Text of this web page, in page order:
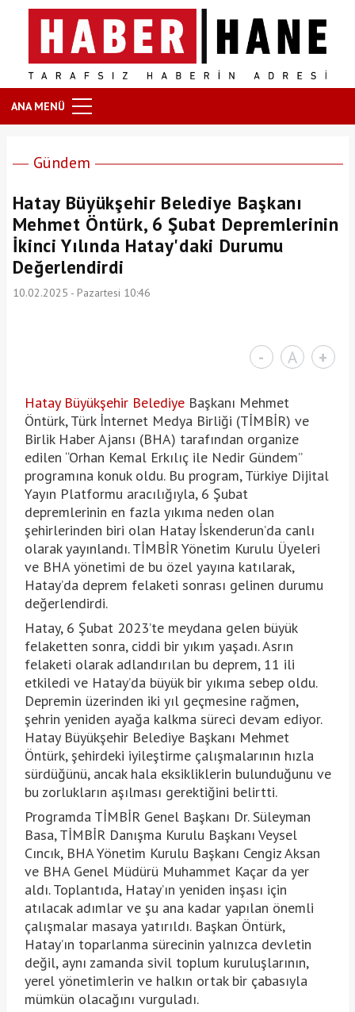
ANA MENÜ
Gündem
Hatay Büyükşehir Belediye Başkanı
Mehmet Öntürk, 6 Şubat Depremlerinin
İkinci Yılında Hatay'daki Durumu
Değerlendirdi
10.02.2025 - Pazartesi 10:46
- A +
Hatay Büyükşehir BelediyeBaşkanı Mehmet
Öntürk, Türk İnternet Medya Birliği (TİMBİR) ve
Birlik Haber Ajansı (BHA) tarafından organize
edilen “Orhan Kemal Erkılıç ile Nedir Gündem”
programına konuk oldu. Bu program, Türkiye Dijital
Yayın Platformu aracılığıyla, 6 Şubat
depremlerinin en fazla yıkıma neden olan
şehirlerinden biri olan Hatay İskenderun’da canlı
olarak yayınlandı. TİMBİR Yönetim Kurulu Üyeleri
ve BHA yönetimi de bu özel yayına katılarak,
Hatay’da deprem felaketi sonrası gelinen durumu
değerlendirdi.
Hatay, 6 Şubat 2023’te meydana gelen büyük
felaketten sonra, ciddi bir yıkım yaşadı. Asrın
felaketi olarak adlandırılan bu deprem, 11 ili
etkiledi ve Hatay’da büyük bir yıkıma sebep oldu.
Depremin üzerinden iki yıl geçmesine rağmen,
şehrin yeniden ayağa kalkma süreci devam ediyor.
Hatay Büyükşehir Belediye Başkanı Mehmet
Öntürk, şehirdeki iyileştirme çalışmalarının hızla
sürdüğünü, ancak hala eksikliklerin bulunduğunu ve
bu zorlukların aşılması gerektiğini belirtti.
Programda TİMBİR Genel Başkanı Dr. Süleyman
Basa, TİMBİR Danışma Kurulu Başkanı Veysel
Cıncık, BHA Yönetim Kurulu Başkanı Cengiz Aksan
ve BHA Genel Müdürü Muhammet Kaçar da yer
aldı. Toplantıda, Hatay’ın yeniden inşası için
atılacak adımlar ve şu ana kadar yapılan önemli
çalışmalar masaya yatırıldı. Başkan Öntürk,
Hatay’ın toparlanma sürecinin yalnızca devletin
değil, aynı zamanda sivil toplum kuruluşlarının,
yerel yönetimlerin ve halkın ortak bir çabasıyla
mümkün olacağını vurguladı.